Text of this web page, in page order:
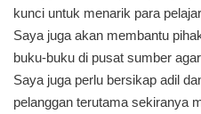
kunci untuk menarik para
Saya juga akan membantu
buku-buku di pusat sumber
Saya juga perlu bersikap adil
pelanggan terutama sekiranya